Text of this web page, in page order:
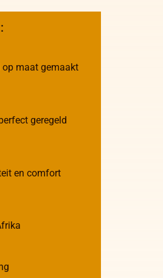
maat gemaakt
geregeld
en comfort